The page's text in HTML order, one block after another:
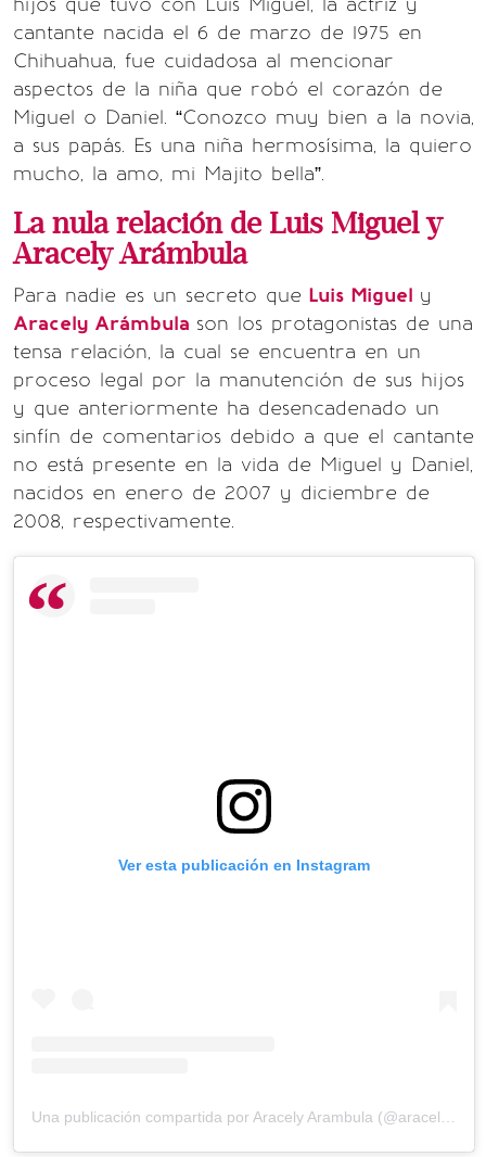
cantante nacida el 6 de marzo de 1975 en
Chihuahua, fue cuidadosa al mencionar
aspectos de la niña que robó el corazón de
Miguel o Daniel. “Conozco muy bien a la novia,
a sus papás. Es una niña hermosísima, la quiero
mucho, la amo, mi Majito bella”.
La nula relación de Luis Miguel y
Aracely Arámbula
Para nadie es un secreto que Luis Miguel y
Aracely Arámbula son los protagonistas de una
tensa relación, la cual se encuentra en un
proceso legal por la manutención de sus hijos
y que anteriormente ha desencadenado un
sinfín de comentarios debido a que el cantante
no está presente en la vida de Miguel y Daniel,
nacidos en enero de 2007 y diciembre de
2008, respectivamente.
Ver esta publicación en Instagram
Una publicación compartida por Aracely Arambula (@aracelyarambula)